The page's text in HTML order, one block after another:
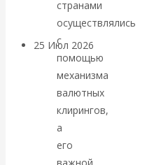
25 Июл 2026
интервью и беседы
«Об этом
молчат»:
странами
осуществлялись
с
помощью
механизма
валютных
клирингов,
а
его